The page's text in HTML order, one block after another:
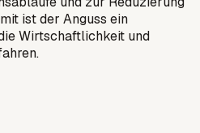
ist der Anguss ein
Wirtschaftlichkeit und